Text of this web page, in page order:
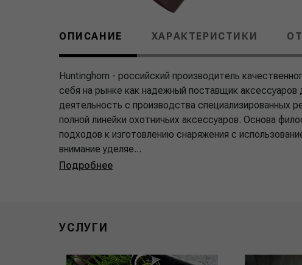
ОПИСАНИЕ ХАРАКТЕРИСТИКИ
Huntinghorn - российский производитель
себя на рынке как надежный поставщик
деятельность с производства
полной линейки охотничьих аксессуаров. Основа
подходов к изготовлению снаряжения с
внимание уделяе...
Подробнее
УСЛУГИ